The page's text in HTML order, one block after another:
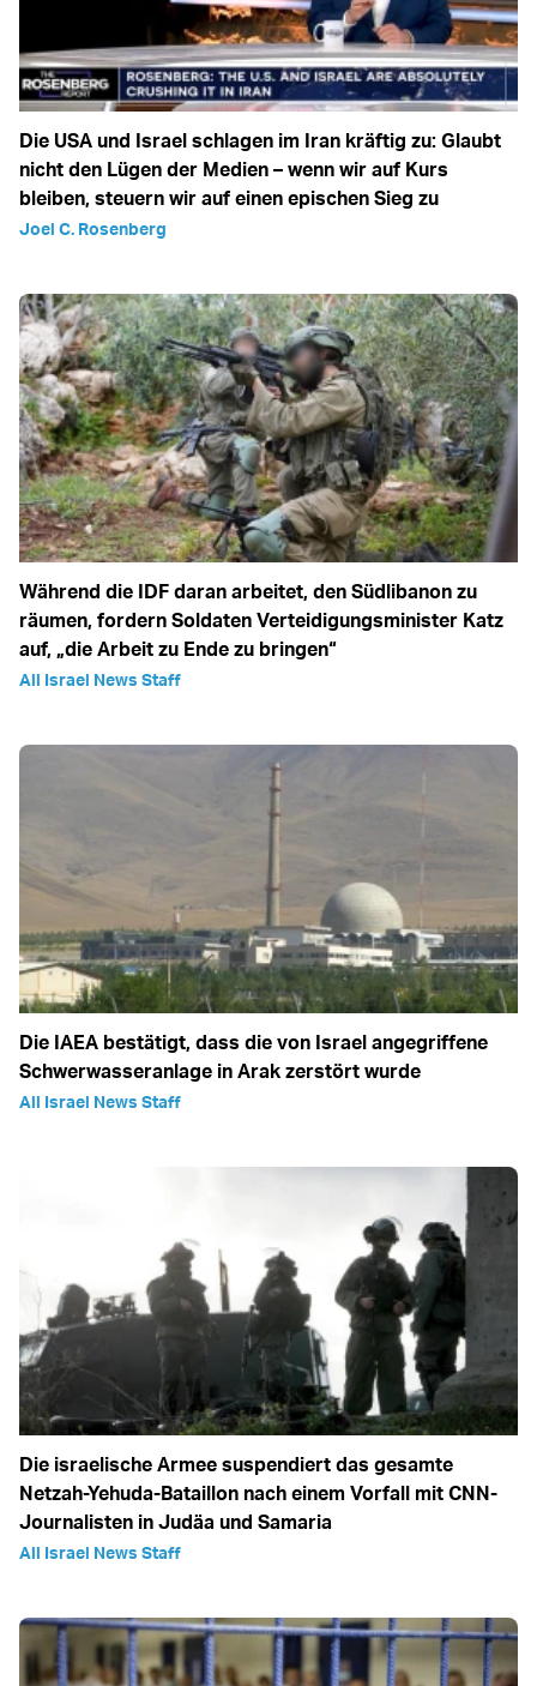
Die USA und Israel schlagen im Iran kräftig zu: Glaubt
nicht den Lügen der Medien – wenn wir auf Kurs
bleiben, steuern wir auf einen epischen Sieg zu
Joel C. Rosenberg
Während die IDF daran arbeitet, den Südlibanon zu
räumen, fordern Soldaten Verteidigungsminister Katz
auf, „die Arbeit zu Ende zu bringen“
All Israel News Staff
Die IAEA bestätigt, dass die von Israel angegriffene
Schwerwasseranlage in Arak zerstört wurde
All Israel News Staff
Die israelische Armee suspendiert das gesamte
Netzah-Yehuda-Bataillon nach einem Vorfall mit CNN-
Journalisten in Judäa und Samaria
All Israel News Staff